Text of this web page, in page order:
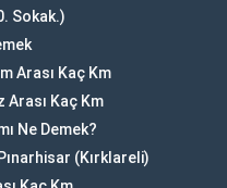
Sokak.)
Arası Kaç Km
Arası Kaç Km
Ne Demek?
(Kırklareli)